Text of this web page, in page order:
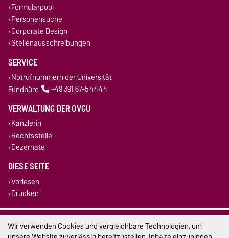
Formularpool
Personensuche
Corporate Design
Stellenausschreibungen
SERVICE
Notrufnummern der Universität
Fundbüro
+49 391 67-54444
VERWALTUNG DER OVGU
Kanzlerin
Rechtsstelle
Dezernate
DIESE SEITE
Vorlesen
Drucken
Impressum
Wir verwenden Cookies und vergleichbare Technologien, um